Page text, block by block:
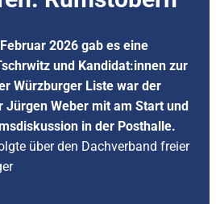
2026 gab es eine
und Kandidat:innen zur
Würzburger Liste war der
Weber mit am Start und
in der Posthalle.
über den Dachverband freier